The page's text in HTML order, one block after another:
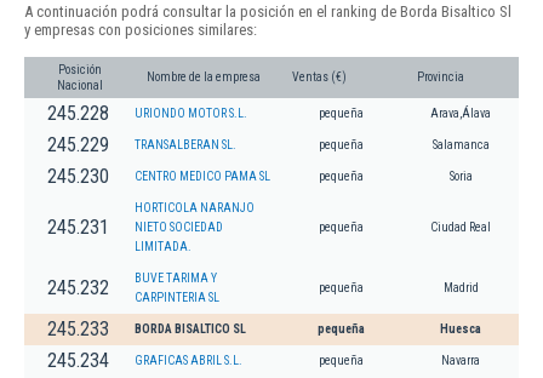
A continuación podrá consultar la posición en el ranking de Borda Bisaltico Sl
y empresas con posiciones similares:
Posición
Nacional
Nombre de la empresa Ventas (€) Provincia
245.228 URIONDO MOTOR S.L. pequeña Arava,Álava
245.229 TRANSALBERAN SL. pequeña Salamanca
245.230 CENTRO MEDICO PAMA SL pequeña Soria
245.231
HORTICOLA NARANJO
NIETO SOCIEDAD
LIMITADA.
pequeña Ciudad Real
245.232
BUVE TARIMA Y
CARPINTERIA SL
pequeña Madrid
245.233 BORDA BISALTICO SL pequeña Huesca
245.234 GRAFICAS ABRIL S.L. pequeña Navarra